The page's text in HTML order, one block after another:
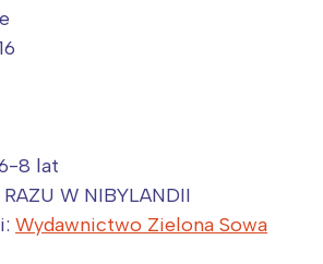
8 lat
W NIBYLANDII
Wydawnictwo Zielona Sowa
mnie wydarzenia z
tego regionu: